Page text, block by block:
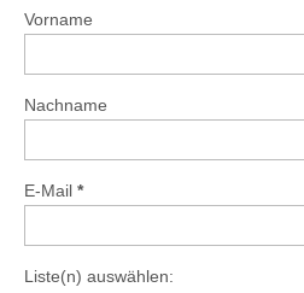
Vorname
Nachname
E-Mail *
Liste(n) auswählen: